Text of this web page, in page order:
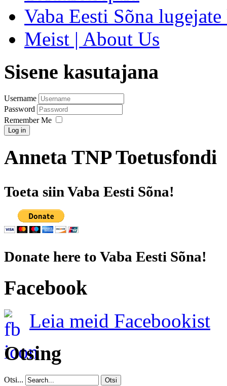
Vaba Eesti Sõna
Meist | About Us
Sisene kasutajana
Username
Password
Remember Me
Log in
Anneta TNP Toetusfondi
Toeta siin Vaba Eesti Sõna!
Donate here to Vaba Eesti Sõna!
Facebook
Leia meid Facebookist
Otsing
Otsi... Otsi